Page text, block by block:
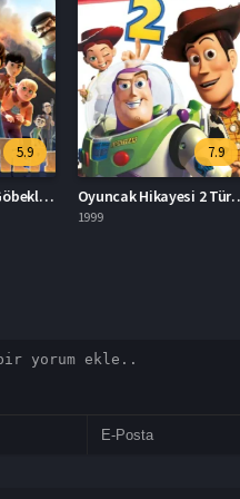
5.9
Rafadan Tayfa: Göbeklitepe Full İzle
7.9
Oyuncak Hikayesi 2 Türkçe Dublaj İzle
1999